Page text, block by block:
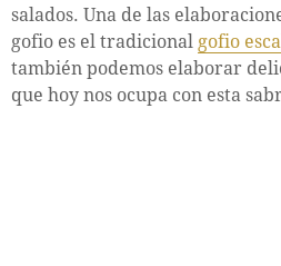
salados. Una de las
gofio es el tradicional gofio
también podemos elaborar
que hoy nos ocupa con esta